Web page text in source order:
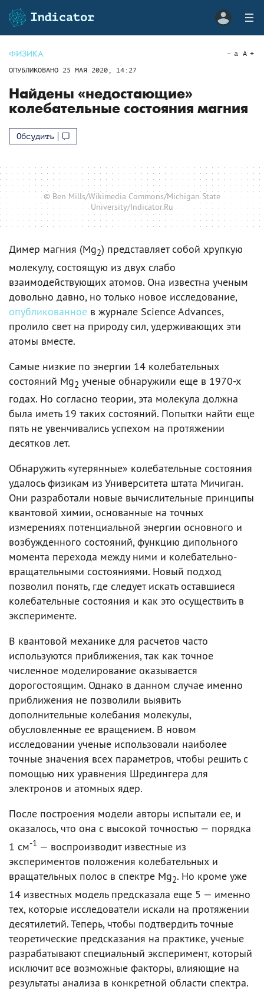
ФИЗИКА
ОПУБЛИКОВАНО 25 МАЯ 2020, 14:27
a A
Найдены «недостающие»
колебательные состояния магния
Обсудить
© Ben Mills/Wikimedia Commons/Michigan State
University/Indicator.Ru
Димер магния (Mg2) представляет собой хрупкую
молекулу, состоящую из двух слабо
взаимодействующих атомов. Она известна ученым
довольно давно, но только новое исследование,
опубликованное в журнале Science Advances,
пролило свет на природу сил, удерживающих эти
атомы вместе.
Самые низкие по энергии 14 колебательных
состояний Mg2 ученые обнаружили еще в 1970-х
годах. Но согласно теории, эта молекула должна
была иметь 19 таких состояний. Попытки найти еще
пять не увенчивались успехом на протяжении
десятков лет.
Обнаружить «утерянные» колебательные состояния
удалось физикам из Университета штата Мичиган.
Они разработали новые вычислительные принципы
квантовой химии, основанные на точных
измерениях потенциальной энергии основного и
возбужденного состояний, функцию дипольного
момента перехода между ними и колебательно-
вращательными состояниями. Новый подход
позволил понять, где следует искать оставшиеся
колебательные состояния и как это осуществить в
эксперименте.
В квантовой механике для расчетов часто
используются приближения, так как точное
численное моделирование оказывается
дорогостоящим. Однако в данном случае именно
приближения не позволили выявить
дополнительные колебания молекулы,
обусловленные ее вращением. В новом
исследовании ученые использовали наиболее
точные значения всех параметров, чтобы решить с
помощью них уравнения Шредингера для
электронов и атомных ядер.
После построения модели авторы испытали ее, и
оказалось, что она с высокой точностью — порядка
1 см-1 — воспроизводит известные из
экспериментов положения колебательных и
вращательных полос в спектре Mg2. Но кроме уже
14 известных модель предсказала еще 5 — именно
тех, которые исследователи искали на протяжении
десятилетий. Теперь, чтобы подтвердить точные
теоретические предсказания на практике, ученые
разрабатывают специальный эксперимент, который
исключит все возможные факторы, влияющие на
результаты анализа в конкретной области спектра.